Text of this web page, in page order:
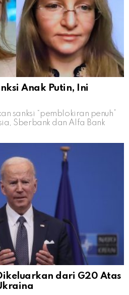
Anak Putin, Ini
sanksi “pemblokiran penuh”
Sberbank dan Alfa Bank
dari G20 Atas